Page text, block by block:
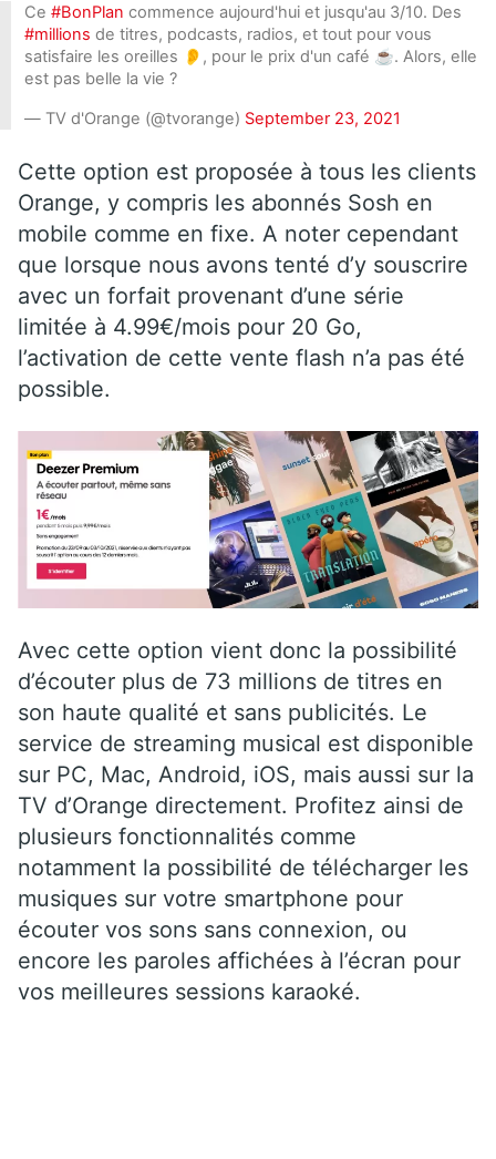
Ce #BonPlan commence aujourd'hui et jusqu'au 3/10. Des
#millions de titres, podcasts, radios, et tout pour vous
satisfaire les oreilles 👂, pour le prix d'un café ☕. Alors, elle
est pas belle la vie ?
— TV d'Orange (@tvorange) September 23, 2021
Cette option est proposée à tous les clients
Orange, y compris les abonnés Sosh en
mobile comme en fixe. A noter cependant
que lorsque nous avons tenté d’y souscrire
avec un forfait provenant d’une série
limitée à 4.99€/mois pour 20 Go,
l’activation de cette vente flash n’a pas été
possible.
Avec cette option vient donc la possibilité
d’écouter plus de 73 millions de titres en
son haute qualité et sans publicités. Le
service de streaming musical est disponible
sur PC, Mac, Android, iOS, mais aussi sur la
TV d’Orange directement. Profitez ainsi de
plusieurs fonctionnalités comme
notamment la possibilité de télécharger les
musiques sur votre smartphone pour
écouter vos sons sans connexion, ou
encore les paroles affichées à l’écran pour
vos meilleures sessions karaoké.